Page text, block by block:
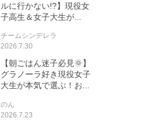
ルに行かない!?】現役女
子高生＆女子大生が...
チームシンデレラ
2026.7.30
【朝ごはん迷子必見🌞】
グラノーラ好き現役女子
大生が本気で選ぶ！お...
のん
2026.7.23